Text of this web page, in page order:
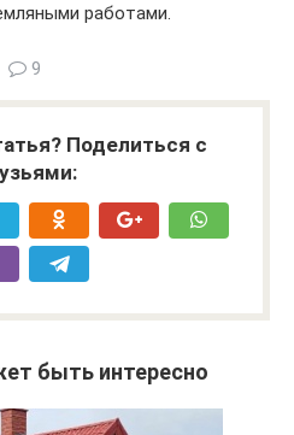
работами.
9
Поделиться с
быть интересно